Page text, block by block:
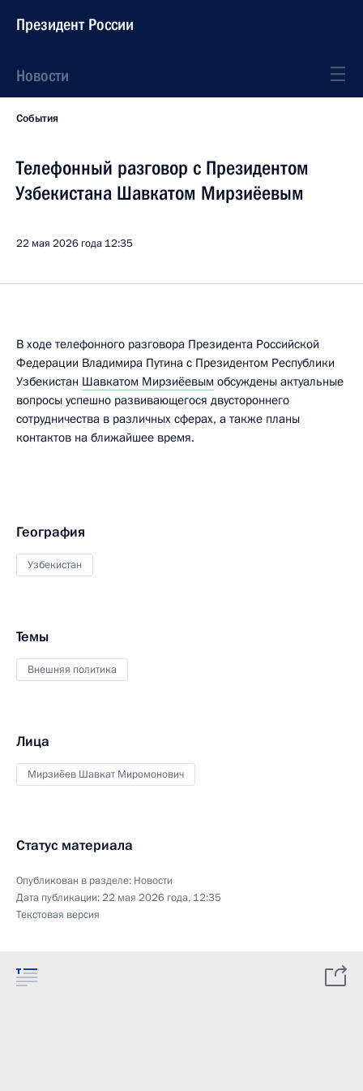
Президент России
Новости
События
Телефонный разговор с Президентом
Узбекистана Шавкатом Мирзиёевым
22 мая 2026 года 12:35
В ходе телефонного разговора Президента Российской
Федерации Владимира Путина с Президентом Республики
Узбекистан Шавкатом Мирзиёевым обсуждены актуальные
вопросы успешно развивающегося двустороннего
сотрудничества в различных сферах, а также планы
контактов на ближайшее время.
География
Узбекистан
Темы
Внешняя политика
Лица
Мирзиёев Шавкат Миромонович
Статус материала
Опубликован в разделе: Новости
Дата публикации:22 мая 2026 года, 12:35
Текстовая версия